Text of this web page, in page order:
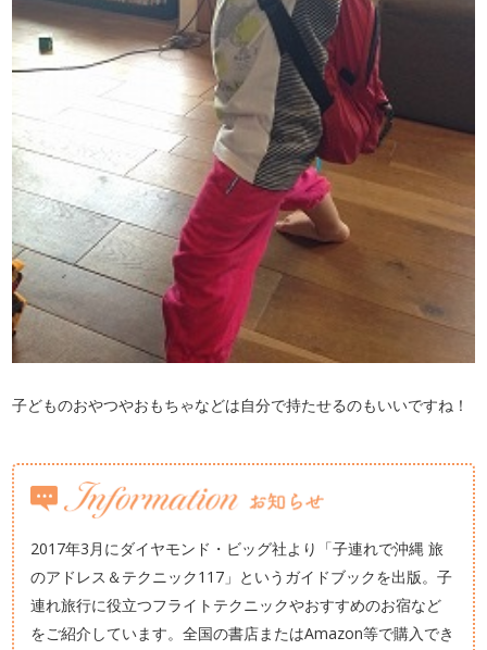
子どものおやつやおもちゃなどは自分で持たせるのもいいですね！
2017年3月にダイヤモンド・ビッグ社より「子連れで沖縄 旅
のアドレス＆テクニック117」というガイドブックを出版。子
連れ旅行に役立つフライトテクニックやおすすめのお宿など
をご紹介しています。全国の書店またはAmazon等で購入でき